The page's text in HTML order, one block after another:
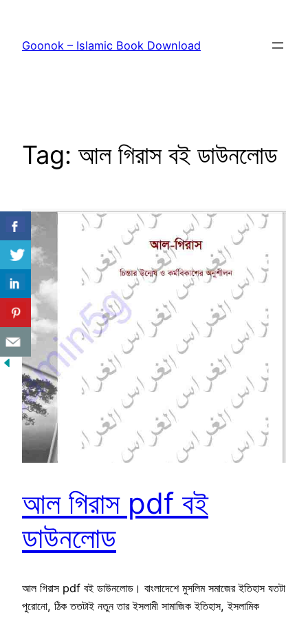
content
Goonok – Islamic Book Download
Tag: আল গিরাস বই ডাউনলোড
আল গিরাস pdf বই
ডাউনলোড
আল গিরাস pdf বই ডাউনলোড। বাংলাদেশে মুসলিম সমাজের ইতিহাস যতটা
পুরোনো, ঠিক ততটাই নতুন তার ইসলামী সামাজিক ইতিহাস, ইসলামিক